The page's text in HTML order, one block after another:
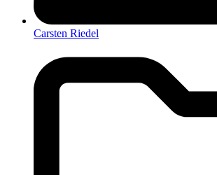
Carsten Riedel